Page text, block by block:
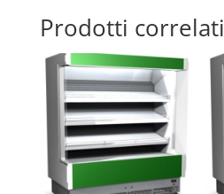
Prodotti correlati